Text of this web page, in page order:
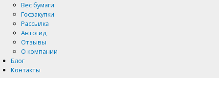
Вес бумаги
Госзакупки
Рассылка
Автогид
Отзывы
О компании
Блог
Контакты